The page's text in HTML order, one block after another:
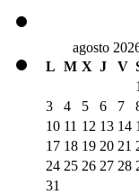
agosto
L M X J V
3
4 5 6 7
10 11 12 13 14
17 18 19 20 21
24 25 26 27 28
31